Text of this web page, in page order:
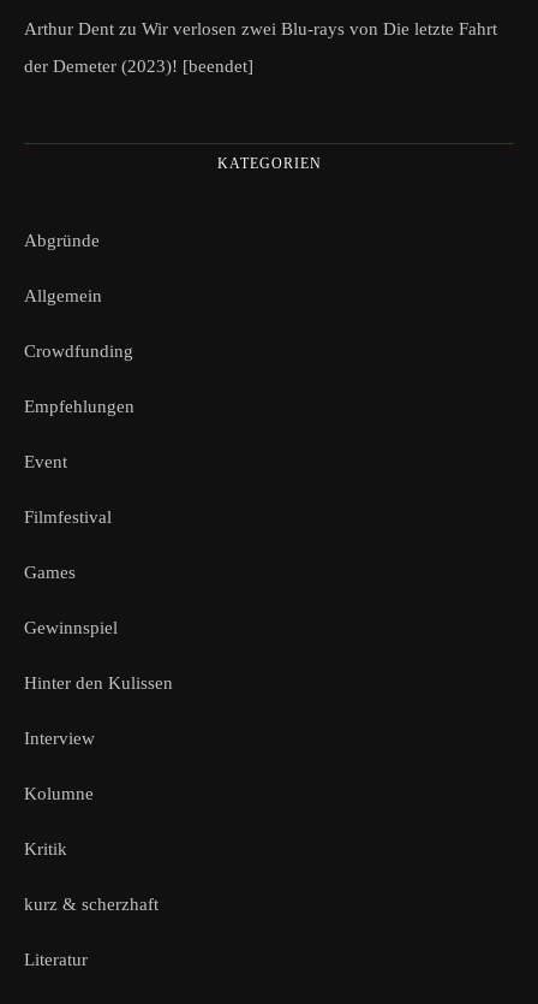
Arthur Dent zu Wir verlosen zwei Blu-rays von Die letzte Fahrt
der Demeter (2023)! [beendet]
KATEGORIEN
Abgründe
Allgemein
Crowdfunding
Empfehlungen
Event
Filmfestival
Games
Gewinnspiel
Hinter den Kulissen
Interview
Kolumne
Kritik
kurz & scherzhaft
Literatur